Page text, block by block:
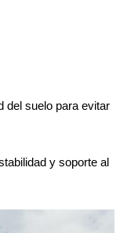
del suelo para evitar
y soporte al